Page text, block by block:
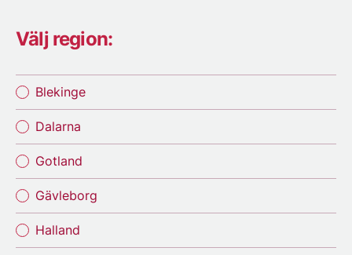
Välj region:
Blekinge
Dalarna
Gotland
Gävleborg
Halland